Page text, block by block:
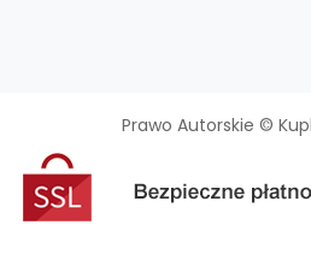
Prawo Autorskie ©